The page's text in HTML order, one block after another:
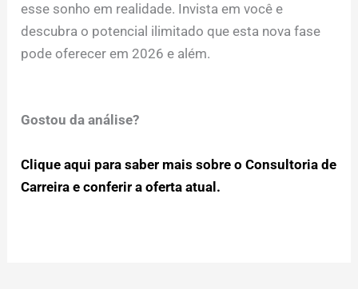
esse sonho em realidade. Invista em você e
descubra o potencial ilimitado que esta nova fase
pode oferecer em 2026 e além.
Gostou da análise?
Clique aqui para saber mais sobre o Consultoria de
Carreira e conferir a oferta atual.